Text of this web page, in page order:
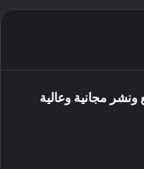
مجانية وعالية